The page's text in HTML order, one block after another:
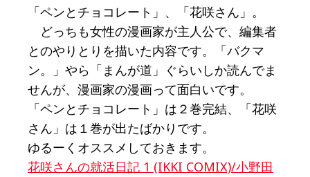
「ペンとチョコレート」、「花咲さん」。
どっちも女性の漫画家が主人公で、編集者
とのやりとりを描いた内容です。「バクマ
ン。」やら「まんが道」ぐらいしか読んでま
せんが、漫画家の漫画って面白いです。
「ペンとチョコレート」は２巻完結、「花咲
さん」は１巻が出たばかりです。
ゆるーくオススメしておきます。
花咲さんの就活日記 1 (IKKI COMIX)/小野田